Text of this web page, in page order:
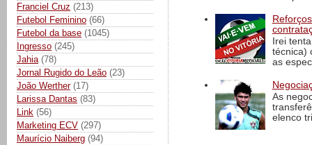
Franciel Cruz (213)
Futebol Feminino (66)
Futebol da base (1045)
Ingresso (245)
Jahia (78)
Jornal Rugido do Leão (23)
João Werther (17)
Larissa Dantas (83)
Link (56)
Marketing ECV (297)
Maurício Naiberg (94)
Irei
técnica)
as
As
elenco